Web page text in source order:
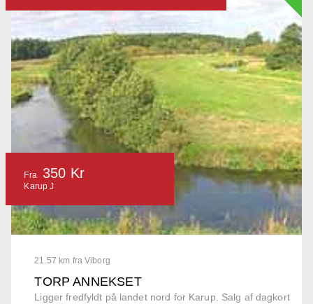
21.57 km fra Viborg
TORP ANNEKSET
Ligger fredfyldt på landet nord for Karup. Salg af dagkort
Fra 350 Kr
Karup J